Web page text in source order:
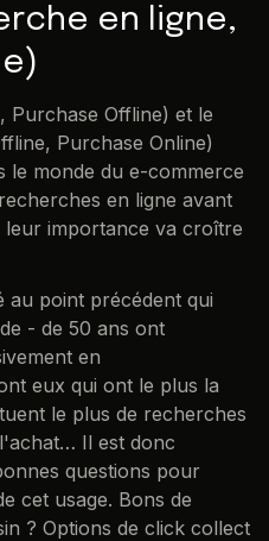
en ligne,
Purchase Offline) et le
Purchase Online)
le monde du e-commerce
en ligne avant
importance va croître
au point précédent qui
- de 50 ans ont
en
eux qui ont le plus la
le plus de recherches
Il est donc
questions pour
cet usage. Bons de
? Options de click collect